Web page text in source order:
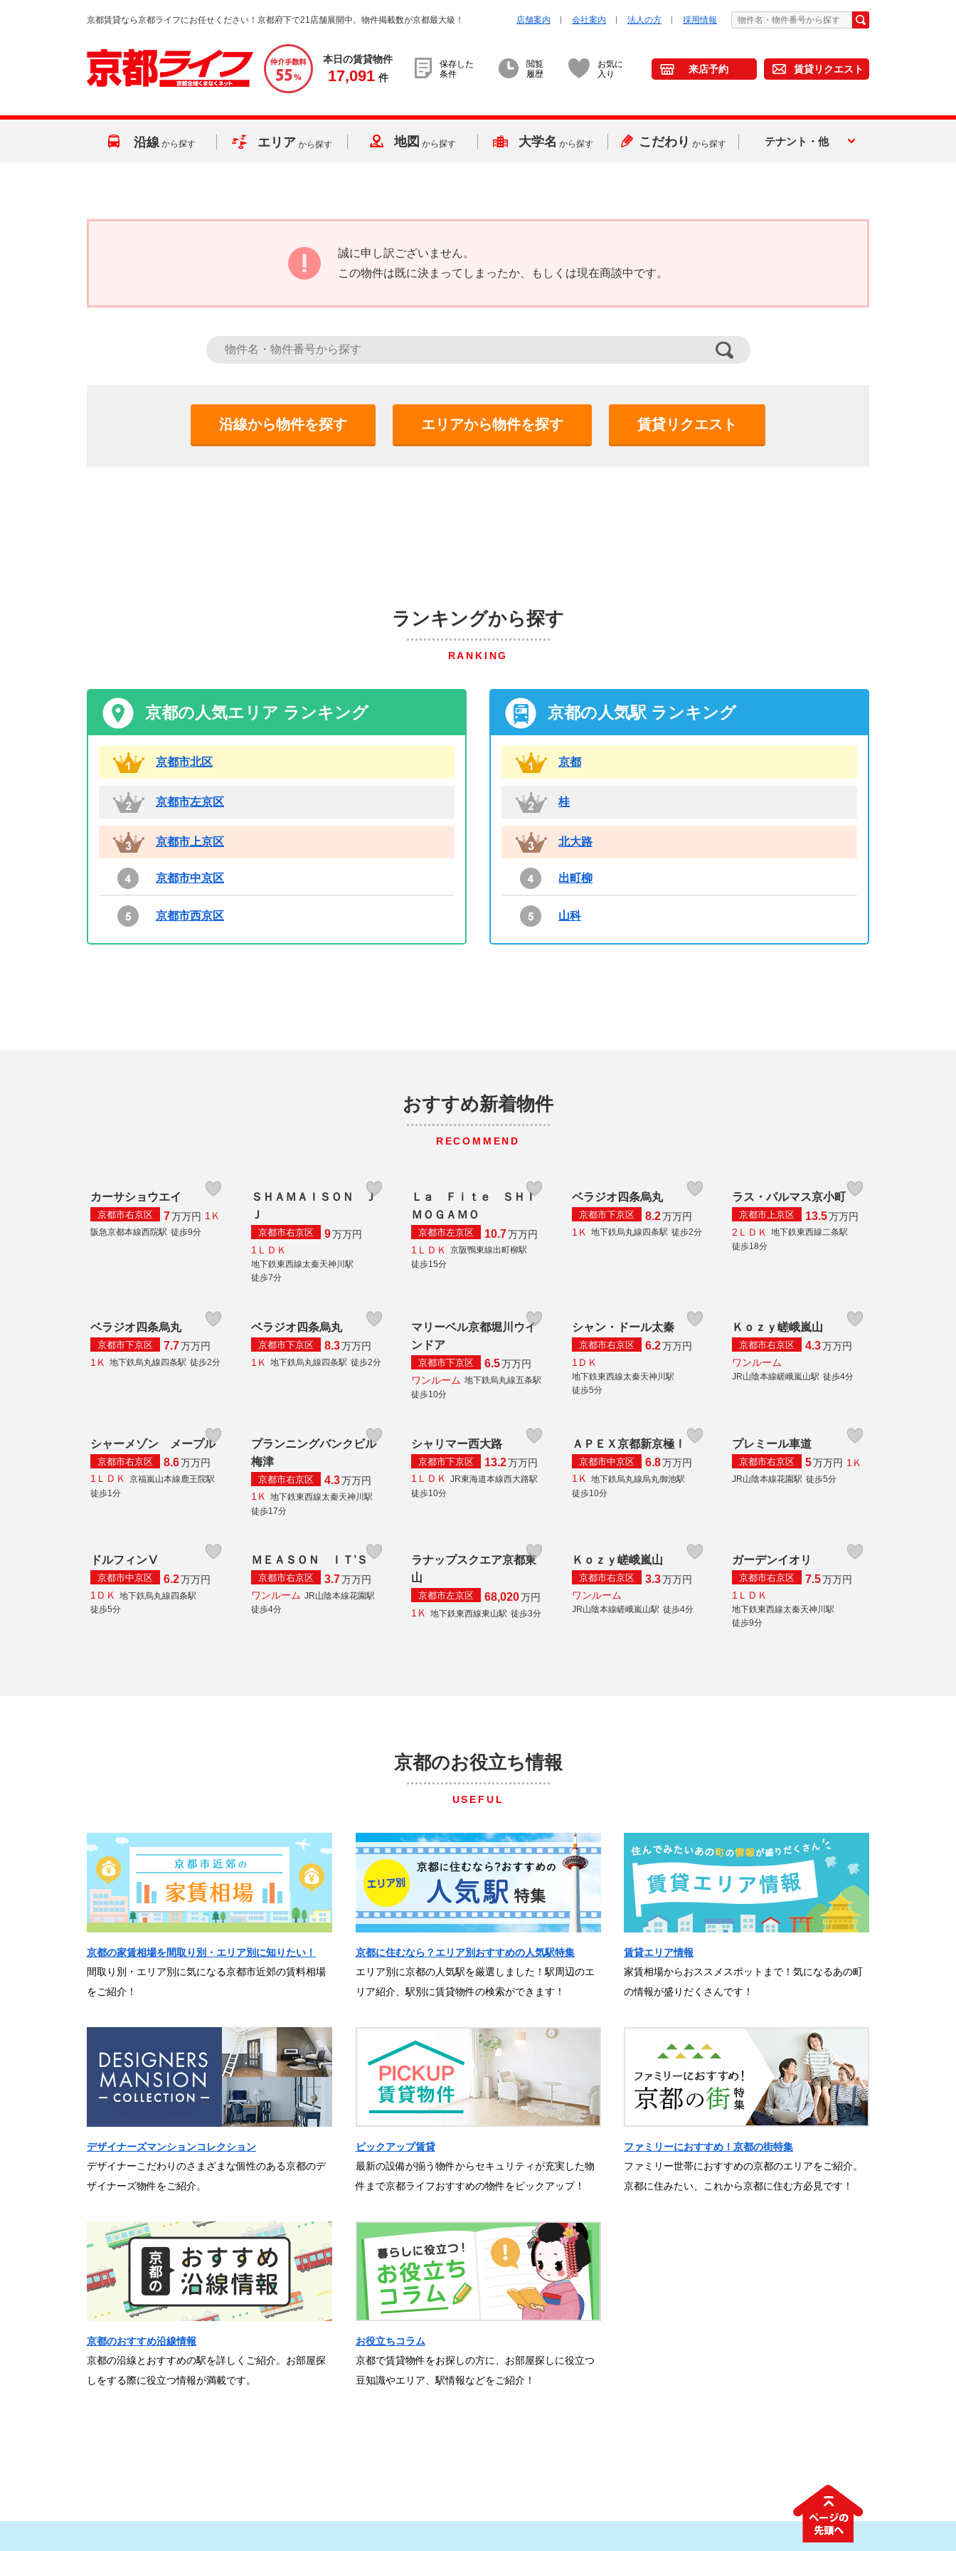
京都賃貸なら京都ライフにお任せください！京都府下で21店舗展開中。物件掲載数が京都最大級！ 店舗案内 会社案内 法人の方 採用情報
本日の賃貸物件
17,091 件
保存した
条件
閲覧
履歴
お気に
入り
来店予約 賃貸リクエスト
沿線 から探す エリア から探す 地図 から探す 大学名 から探す こだわり から探す テナント・他
誠に申し訳ございません。
この物件は既に決まってしまったか、もしくは現在商談中です。
沿線から物件を探す エリアから物件を探す 賃貸リクエスト
ランキングから探す
RANKING
京都の人気エリア ランキング
京都市北区
京都市左京区
京都市上京区
京都市中京区
京都市西京区
京都の人気駅 ランキング
京都
桂
北大路
出町柳
山科
おすすめ新着物件
RECOMMEND
カーサショウエイ
京都市右京区 7万万円 1Ｋ
阪急京都本線西院駅 徒歩9分
ＳＨＡＭＡＩＳＯＮ Ｊ
Ｊ
京都市右京区 9万万円
1ＬＤＫ
地下鉄東西線太秦天神川駅
徒歩7分
Ｌａ Ｆｉｔｅ ＳＨＩ
ＭＯＧＡＭＯ
京都市左京区 10.7万万円
1ＬＤＫ
京阪鴨東線出町柳駅
徒歩15分
ベラジオ四条烏丸
京都市下京区 8.2万万円
1Ｋ
地下鉄烏丸線四条駅 徒歩2分
ラス・パルマス京小町
京都市上京区 13.5万万円
2ＬＤＫ
地下鉄東西線二条駅
徒歩18分
ベラジオ四条烏丸
京都市下京区 7.7万万円
1Ｋ
地下鉄烏丸線四条駅 徒歩2分
ベラジオ四条烏丸
京都市下京区 8.3万万円
1Ｋ
地下鉄烏丸線四条駅 徒歩2分
マリーベル京都堀川ウイ
ンドア
京都市下京区 6.5万万円
ワンルーム 地下鉄烏丸線五条駅
徒歩10分
シャン・ドール太秦
京都市右京区 6.2万万円
1ＤＫ
地下鉄東西線太秦天神川駅
徒歩5分
Ｋｏｚｙ嵯峨嵐山
京都市右京区 4.3万万円
ワンルーム
JR山陰本線嵯峨嵐山駅 徒歩4分
シャーメゾン メープル
京都市右京区 8.6万万円
1ＬＤＫ 京福嵐山本線鹿王院駅
徒歩1分
プランニングバンクビル
梅津
京都市右京区 4.3万万円
1Ｋ 地下鉄東西線太秦天神川駅
徒歩17分
シャリマー西大路
京都市下京区 13.2万万円
1ＬＤＫ JR東海道本線西大路駅
徒歩10分
ＡＰＥＸ京都新京極Ⅰ
京都市中京区 6.8万万円
1Ｋ 地下鉄烏丸線烏丸御池駅
徒歩10分
プレミール車道
京都市右京区 5万万円 1Ｋ
JR山陰本線花園駅 徒歩5分
ドルフィンⅤ
京都市中京区 6.2万万円
1ＤＫ
地下鉄烏丸線四条駅
徒歩5分
ＭＥＡＳＯＮ ＩＴ’Ｓ
京都市右京区 3.7万万円
ワンルーム JR山陰本線花園駅
徒歩4分
ラナップスクエア京都東
山
京都市左京区 68,020万円
1Ｋ
地下鉄東西線東山駅 徒歩3分
Ｋｏｚｙ嵯峨嵐山
京都市右京区 3.3万万円
ワンルーム
JR山陰本線嵯峨嵐山駅 徒歩4分
ガーデンイオリ
京都市右京区 7.5万万円
1ＬＤＫ
地下鉄東西線太秦天神川駅
徒歩9分
京都のお役立ち情報
USEFUL
京都の家賃相場を間取り別・エリア別に知りたい！
間取り別・エリア別に気になる京都市近郊の賃料相場
をご紹介！
京都に住むなら？エリア別おすすめの人気駅特集
エリア別に京都の人気駅を厳選しました！駅周辺のエ
リア紹介、駅別に賃貸物件の検索ができます！
賃貸エリア情報
家賃相場からおススメスポットまで！気になるあの町
の情報が盛りだくさんです！
デザイナーズマンションコレクション
デザイナーこだわりのさまざまな個性のある京都のデ
ザイナーズ物件をご紹介。
ピックアップ賃貸
最新の設備が揃う物件からセキュリティが充実した物
件まで京都ライフおすすめの物件をピックアップ！
ファミリーにおすすめ！京都の街特集
ファミリー世帯におすすめの京都のエリアをご紹介。
京都に住みたい、これから京都に住む方必見です！
京都のおすすめ沿線情報
京都の沿線とおすすめの駅を詳しくご紹介。お部屋探
しをする際に役立つ情報が満載です。
お役立ちコラム
京都で賃貸物件をお探しの方に、お部屋探しに役立つ
豆知識やエリア、駅情報などをご紹介！